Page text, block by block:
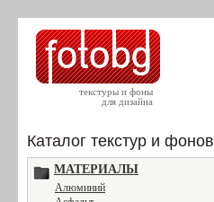
текстуры и фоны
для дизайна
Каталог текстур и фонов
МАТЕРИАЛЫ
Алюминий